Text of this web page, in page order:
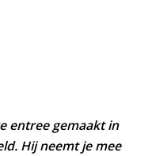
entree gemaakt in
Hij neemt je mee